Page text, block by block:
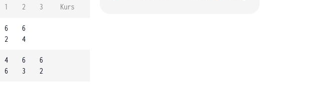
1 2 3 Kurs
6
2
6
4
4
6
6
3
6
2